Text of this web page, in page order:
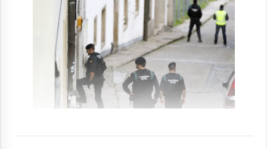
Berria egunkarian elkarrizketa
Arrosaren 20 urteez
2021/07/06
Hala Bedi irratiko Hizpidea saioan